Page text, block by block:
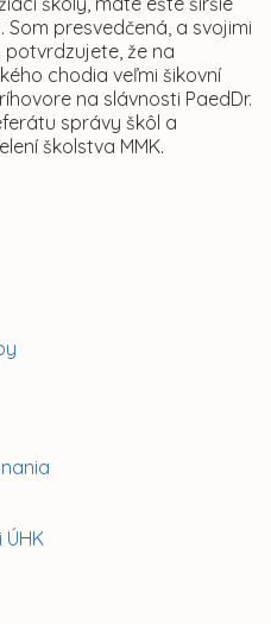
presvedčená, a svojimi
že na
chodia veľmi šikovní
na slávnosti PaedDr.
správy škôl a
školstva MMK.